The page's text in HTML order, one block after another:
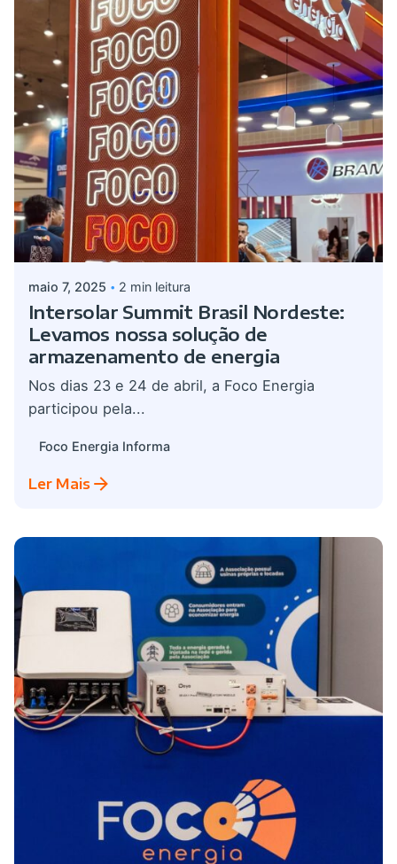
Postado por
admin
maio 7, 2025 2 min leitura
Intersolar Summit Brasil Nordeste:
Levamos nossa solução de
armazenamento de energia
Nos dias 23 e 24 de abril, a Foco Energia
participou pela...
Foco Energia Informa
Ler Mais